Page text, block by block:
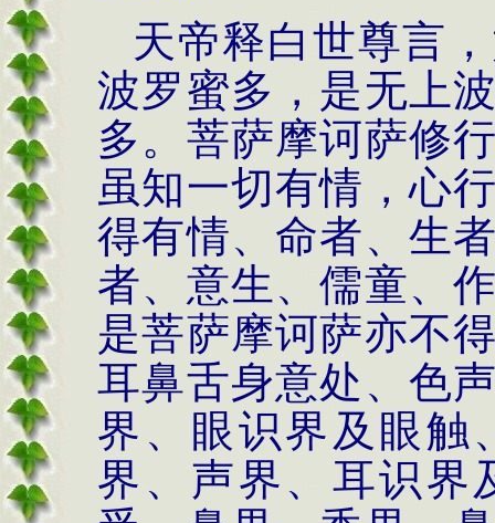
天帝释白世尊言
波罗蜜多，是无上
多。菩萨摩诃萨修
虽知一切有情，心
得有情、命者、生
者、意生、儒童、
是菩萨摩诃萨亦不
耳鼻舌身意处、色
界、眼识界及眼触
界、声界、耳识界